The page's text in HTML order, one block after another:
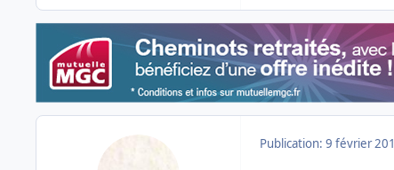
Publication: 9 février